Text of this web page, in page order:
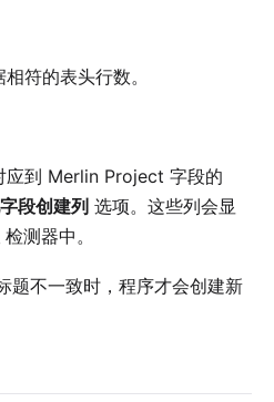
符的表头行数。
应到 Merlin Project 字段的
段创建列 选项。这些列会显
检测器中。
题不一致时，程序才会创建新